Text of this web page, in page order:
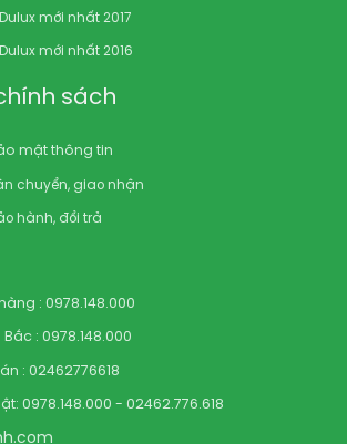
mới nhất 2017
mới nhất 2016
sách
mật thông tin
chuyển, giao nhận
hành, đổi trả
: 0978.148.000
: 0978.148.000
: 02462776618
0978.148.000 - 02462.776.618